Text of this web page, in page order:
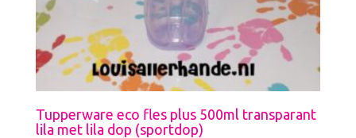
Tupperware eco fles plus 500ml transparant
lila met lila dop (sportdop)